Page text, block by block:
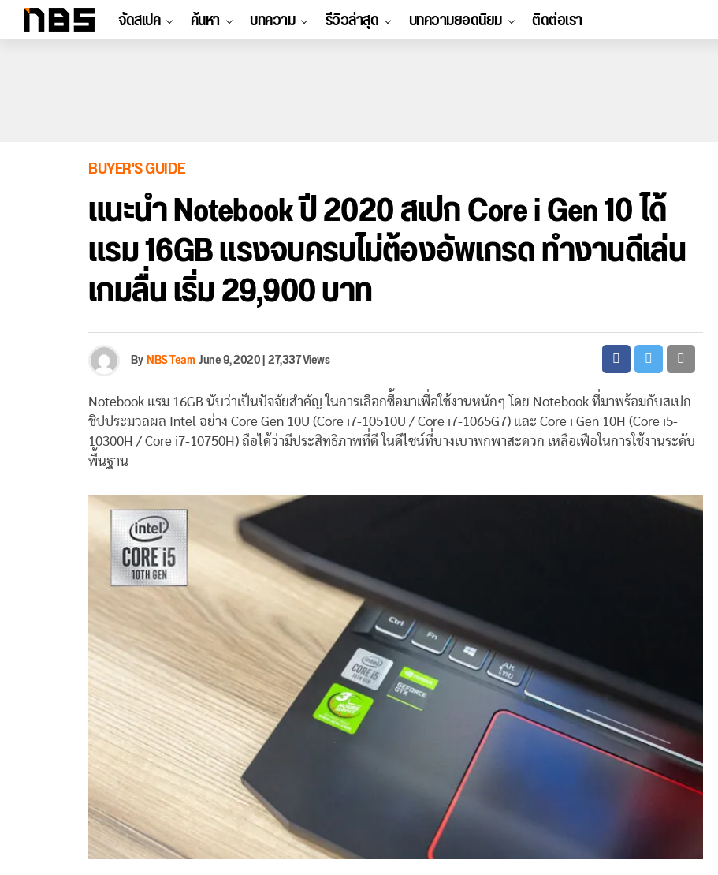
จัดสเปค ค้นหา บทความ รีวิวล่าสุด บทความยอดนิยม ติดต่อเรา
BUYER'S GUIDE
แนะนำ Notebook ปี 2020 สเปก Core i Gen 10 ได้
แรม 16GB แรงจบครบไม่ต้องอัพเกรด ทำงานดีเล่น
เกมลื่น เริ่ม 29,900 บาท
ByNBS TeamJune 9, 2020|27,337 Views
Notebook แรม 16GB นับว่าเป็นปัจจัยสำคัญ ในการเลือกซื้อมาเพื่อใช้งานหนักๆ โดย Notebook ที่มาพร้อมกับสเปก
ชิปประมวลผล Intel อย่าง Core Gen 10U (Core i7-10510U / Core i7-1065G7) และ Core i Gen 10H (Core i5-
10300H / Core i7-10750H) ถือได้ว่ามีประสิทธิภาพที่ดี ในดีไซน์ที่บางเบาพกพาสะดวก เหลือเฟือในการใช้งานระดับ
พื้นฐาน